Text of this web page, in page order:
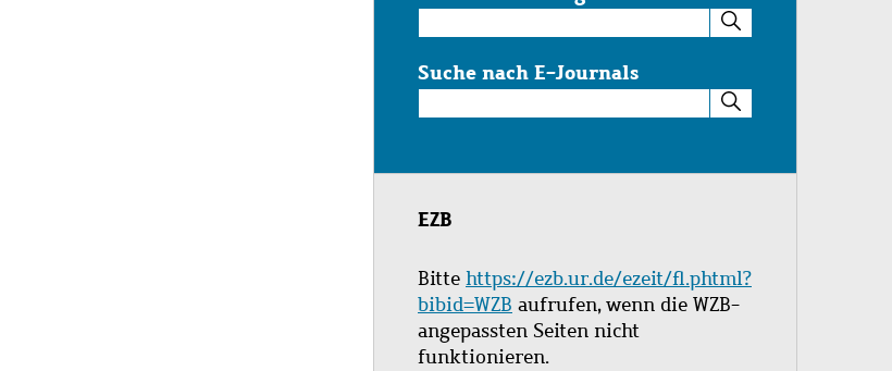
im
Katalog
Suche nach E-Journals
nach
Journals
EZB
Bitte https://ezb.ur.de/ezeit/fl.phtml?
bibid=WZB aufrufen, wenn die WZB-
angepassten Seiten nicht
funktionieren.